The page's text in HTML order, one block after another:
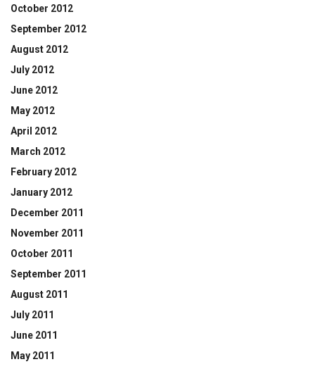
October 2012
September 2012
August 2012
July 2012
June 2012
May 2012
April 2012
March 2012
February 2012
January 2012
December 2011
November 2011
October 2011
September 2011
August 2011
July 2011
June 2011
May 2011